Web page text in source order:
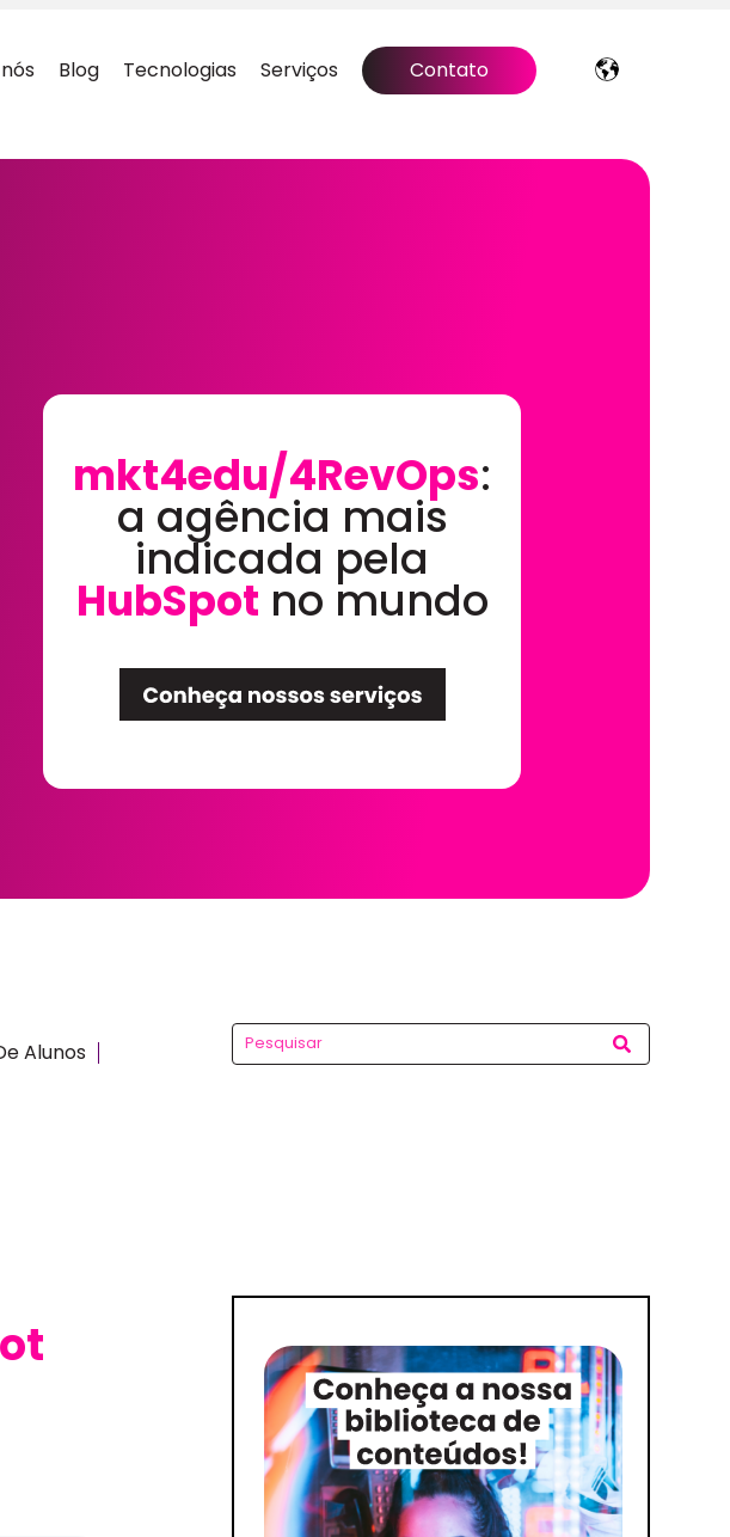
Blog Tecnologias Serviços Contato
mkt4edu/4RevOps:
a agência mais
indicada pela
HubSpot no mundo
Alunos